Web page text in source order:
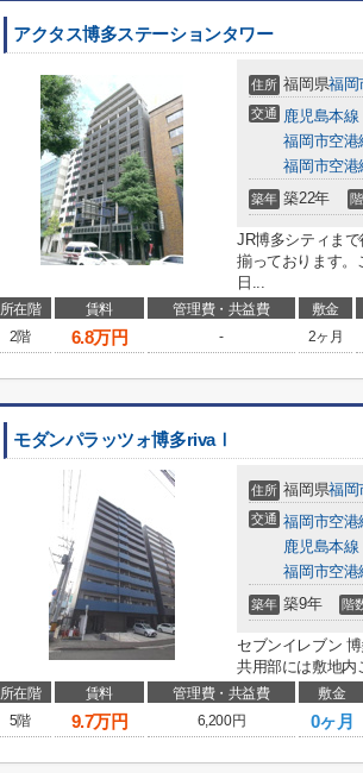
アクタス博多ステーションタワー
住所 福岡県福岡
交通 鹿児島本線
福岡市空港
福岡市空港
築年 築22年
JR博多シティま
揃っております。
日...
所在階 賃料 管理費・共益費 敷金
2階
6.8万円 - 2ヶ月
モダンパラッツォ博多rivaⅠ
住所 福岡県福岡
交通 福岡市空港
鹿児島本線
福岡市空港
築年 築9年 階
セブンイレブン
共用部には敷地内
所在階 賃料 管理費・共益費 敷金
5階
9.7万円 6,200円 0ヶ月